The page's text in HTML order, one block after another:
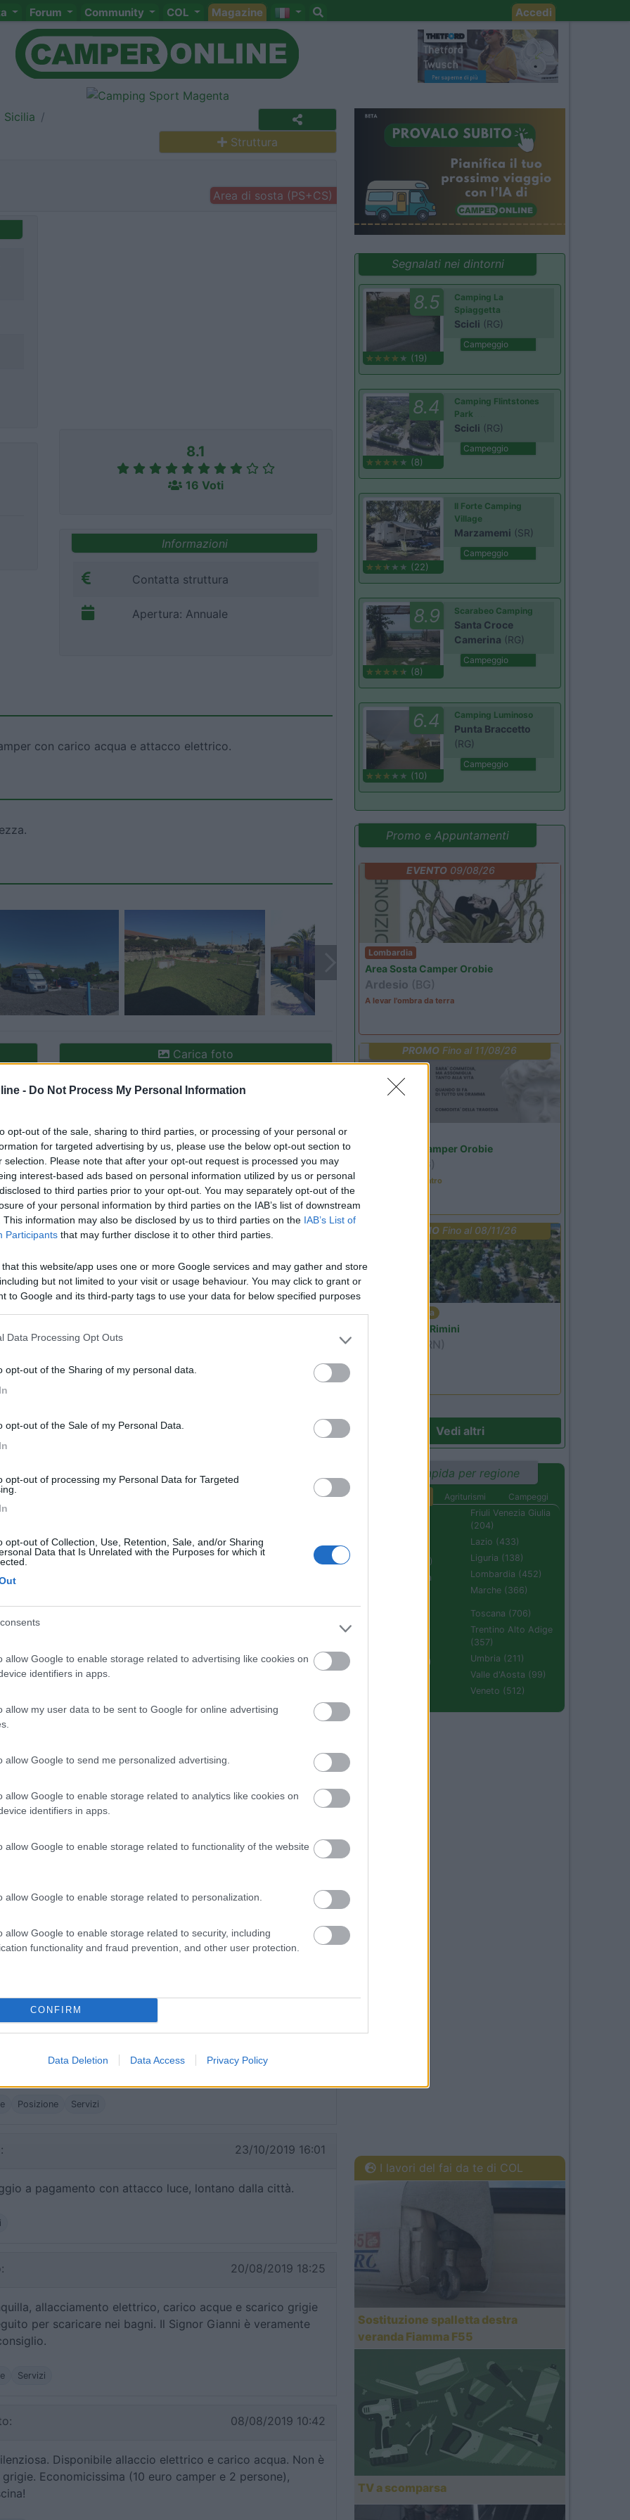
- Do Not Process My Personal Information
opt-out of the sale, sharing to third parties, or processing of your personal or
for targeted advertising by us, please use the below opt-out section to
selection. Please note that after your opt-out request is processed you may
interest-based ads based on personal information utilized by us or personal
to third parties prior to your opt-out. You may separately opt-out of the
of your personal information by third parties on the IAB’s list of downstream
This information may also be disclosed by us to third parties on the IAB’s List of
Participants that may further disclose it to other third parties.
that this website/app uses one or more Google services and may gather and store
but not limited to your visit or usage behaviour. You may click to grant or
to Google and its third-party tags to use your data for below specified purposes
Data Processing Opt Outs
opt-out of the Sharing of my personal data.
opt-out of the Sale of my Personal Data.
opt-out of processing my Personal Data for Targeted
opt-out of Collection, Use, Retention, Sale, and/or Sharing
Data that Is Unrelated with the Purposes for which it
allow Google to enable storage related to advertising like cookies on
identifiers in apps.
allow my user data to be sent to Google for online advertising
allow Google to send me personalized advertising.
allow Google to enable storage related to analytics like cookies on
identifiers in apps.
allow Google to enable storage related to functionality of the website
allow Google to enable storage related to personalization.
allow Google to enable storage related to security, including
functionality and fraud prevention, and other user protection.
CONFIRM
Data Deletion Data Access Privacy Policy
Forum Community COL Magazine Accedi
Sicilia
Struttura
Area di sosta (PS+CS)
8.1
16 Voti
Informazioni
Contatta struttura
Apertura: Annuale
con carico acqua e attacco elettrico.
Carica foto
(9) Caratteristiche (8) Prezzo (4) Mostra tutto
15/07/2024 9:16
a Ispica, Modica e Ragusa Ibla, abbiamo pernottato qui.
con allaccio corrente. Ottima soluzione per una tappa
disponibilità del proprietario davvero super.
Modica, area spartana con solo corrente, ma servizi a
spazio barbecue e giardino per relax, proprietario
se con scooter al seguito la consiglio molto.
Posizione
12/09/2022 14:50
e tranquillo. 10 € per la notte compreso allaccio
gestore, persona cortesissima, ho fatto acquisti di
un casaro a 300 m dal B&B. Ne vale la pena.
Posizione Prezzo Servizi
19/07/2021 10:04
Ideale per sosta notturna dopo aver visitato Modica.
di carico acqua e scarico cassetta wc. Gestore Gianni
16/10/2020 9:57
Buono come appoggio per passare una notte
Proprietario gentile. Distante da tutto.
Posizione Servizi
23/10/2019 16:01
a pagamento con attacco luce, lontano dalla città.
20/08/2019 18:25
allacciamento elettrico, carico acque e scarico grigie
per scaricare nei bagni. Il Signor Gianni è veramente
Servizi
08/08/2019 10:42
Disponibile allaccio elettrico e carico acqua. Non è
Economicissima (10 euro camper e 2 persone),
Segnalati nei dintorni
8.5
(19)
Camping La
Spiaggetta
Scicli (RG)
Campeggio
8.4
(8)
Camping Flintstones
Park
Scicli (RG)
Campeggio
(22)
Il Forte Camping
Village
Marzamemi (SR)
Campeggio
8.9
(8)
Scarabeo Camping
Santa Croce
Camerina (RG)
Campeggio
6.4
(10)
Camping Luminoso
Punta Braccetto
(RG)
Campeggio
Promo e Appuntamenti
EVENTO09/08/26
Lombardia
Area Sosta Camper Orobie
Ardesio (BG)
A levar l'ombra da terra
PROMO Fino al 11/08/26
Area Sosta Camper Orobie
(BG)
Incontri con il teatro
PROMO Fino al 08/11/26
Emilia Romagna
Camper Park Rimini
(RN)
Vedi altri
Ricerca rapida per regione
Agriturismi
Campeggi
Campania (236)
Emilia Romagna
Friuli Venezia Giulia
(204)
Lazio (433)
Liguria (138)
Lombardia (452)
Marche (366)
Sardegna (336)
Toscana (706)
Trentino Alto Adige
(357)
Umbria (211)
Valle d'Aosta (99)
Veneto (512)
I lavori del fai da te di COL
Sostituzione spalletta destra
veranda Fiamma F55
TV a scomparsa